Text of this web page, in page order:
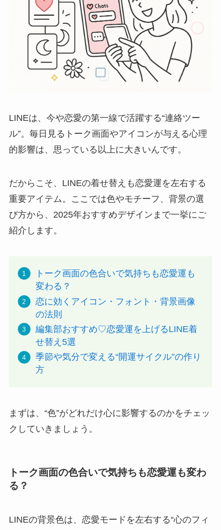
LINEは、今や恋愛の第一線で活躍する“連絡ツー
ル”。毎日見るトーク画面やアイコンが与える心理
的影響は、思っている以上に大きいんです。
だからこそ、LINEの着せ替えも恋愛運を左右する
重要アイテム。ここでは色やモチーフ、背景の選
び方から、2025年おすすめデザインまで一挙にご
紹介します。
トーク画面の色合いで気持ちも恋愛運も
変わる？
恋に効くアイコン・フォント・背景画像
の法則
編集部おすすめ♡恋愛運を上げるLINE着
せ替え5選
季節や気分で変える“開運サイクル”の作り
方
まずは、“色”がどれだけ心に影響するのかをチェッ
クしていきましょう。
トーク画面の色合いで気持ちも恋愛運も変わ
る？
LINEの背景色は、恋愛モードを左右する“心のフィ